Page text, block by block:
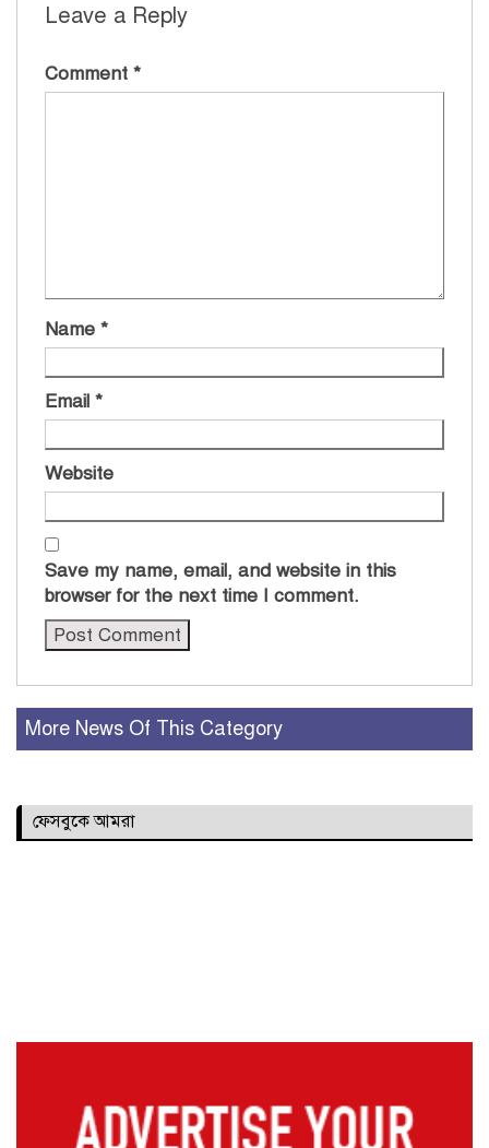
Leave a Reply
Comment *
Name *
Email *
Website
Save my name, email, and website in this
browser for the next time I comment.
More News Of This Category
ফেসবুকে আমরা